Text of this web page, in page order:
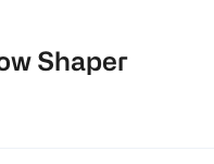
Shaper